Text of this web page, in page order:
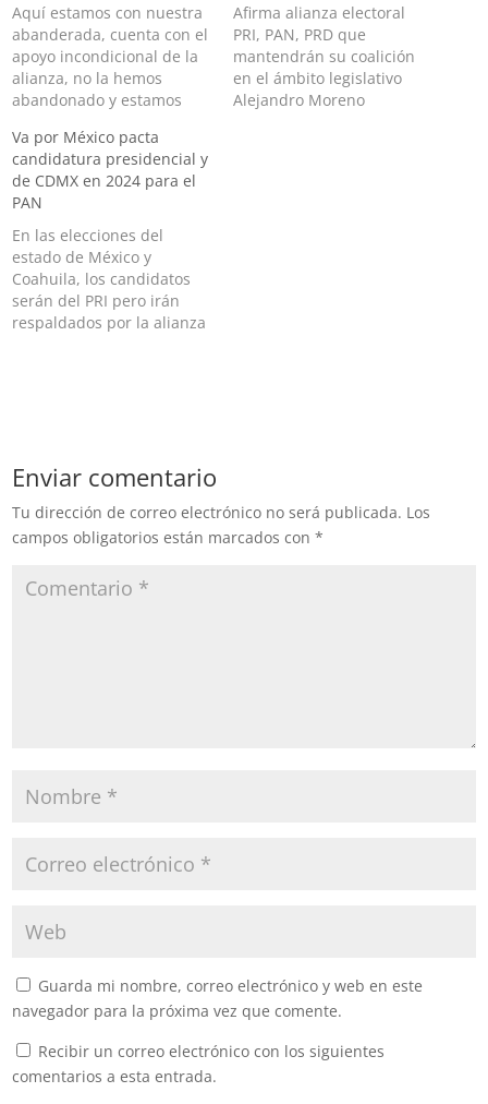
Aquí estamos con nuestra
abanderada, cuenta con el
apoyo incondicional de la
alianza, no la hemos
abandonado y estamos
próxima gobernadora del
Estado de México,
afirmaron Los presidentes
nacionales del PRI, PAN y
PRD, Alejandro Moreno,
Marko Cortes y Jesús
Zambrano, destacaron el
trabajo de…
Afirma alianza electoral
PRI, PAN, PRD que
mantendrán su coalición
en el ámbito legislativo
Alejandro Moreno
Va por México pacta
candidatura presidencial y
de CDMX en 2024 para el
PAN
En las elecciones del
estado de México y
Coahuila, los candidatos
serán del PRI pero irán
respaldados por la alianza
(PRD), pactaron que la
para la jefatura del
Gobierno de…
Enviar comentario
Tu dirección de correo electrónico no será publicada. Los
campos obligatorios están marcados con*
Guarda mi nombre, correo electrónico y web en este
navegador para la próxima vez que comente.
Recibir un correo electrónico con los siguientes
comentarios a esta entrada.